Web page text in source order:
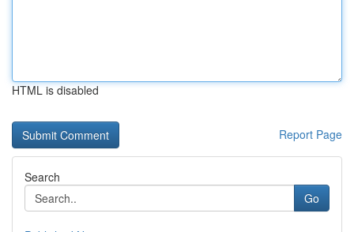
HTML is disabled
Report Page
Search
Go